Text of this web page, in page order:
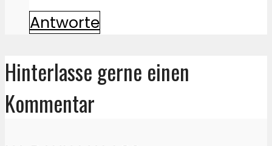
Antworte
Hinterlasse gerne einen
Kommentar